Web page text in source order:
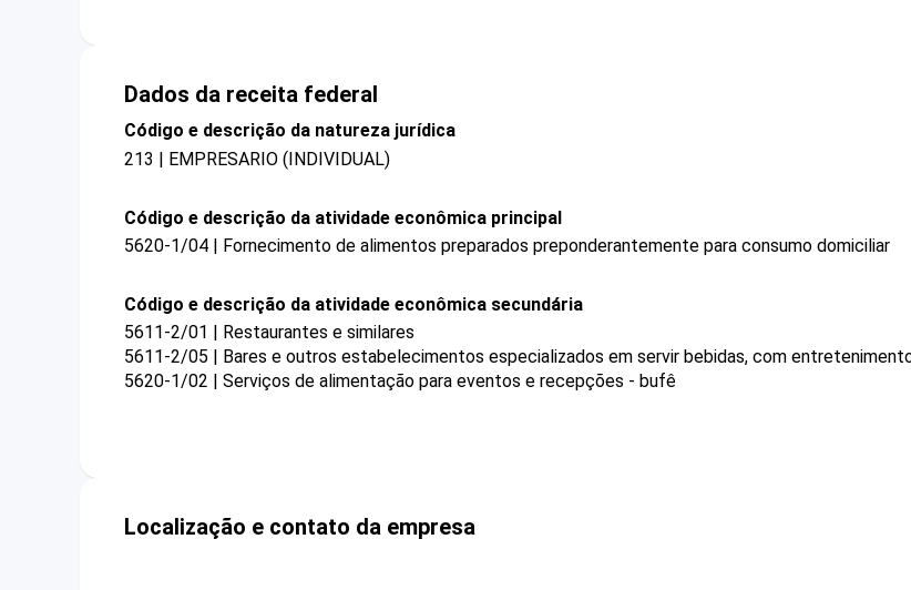
Dados da receita federal
Código e descrição da natureza jurídica
213 | EMPRESARIO (INDIVIDUAL)
Código e descrição da atividade econômica principal
5620-1/04 | Fornecimento de alimentos preparados preponderantemente para consumo domiciliar
Código e descrição da atividade econômica secundária
5611-2/01 | Restaurantes e similares
5611-2/05 | Bares e outros estabelecimentos especializados em servir bebidas, com
5620-1/02 | Serviços de alimentação para eventos e recepções - bufê
Localização e contato da empresa